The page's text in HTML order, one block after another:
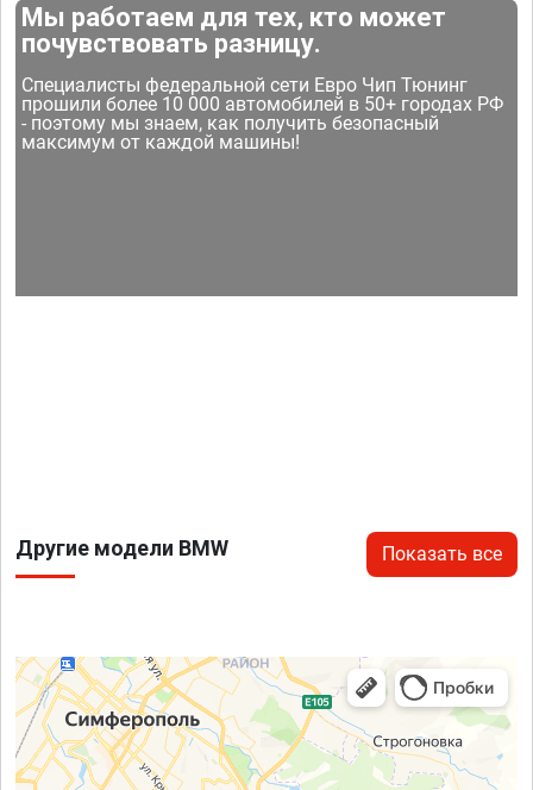
Мы работаем для тех, кто может
почувствовать разницу.
Специалисты федеральной сети Евро Чип Тюнинг
прошили более 10 000 автомобилей в 50+ городах РФ
- поэтому мы знаем, как получить безопасный
максимум от каждой машины!
Другие модели BMW Показать все